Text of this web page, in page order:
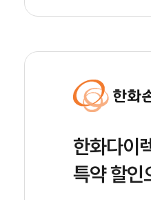
한화다이
특약 할인